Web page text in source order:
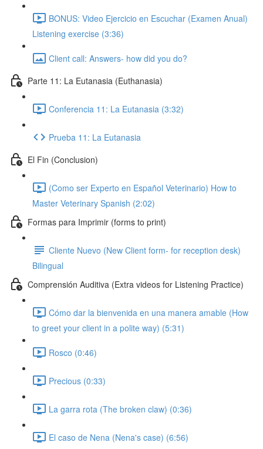
BONUS: Video Ejercicio en Escuchar (Examen Anual)
Listening exercise (3:36)
Client call: Answers- how did you do?
Parte 11: La Eutanasia (Euthanasia)
Conferencia 11: La Eutanasia (3:32)
Prueba 11: La Eutanasia
El Fin (Conclusion)
(Como ser Experto en Español Veterinario) How to
Master Veterinary Spanish (2:02)
Formas para Imprimir (forms to print)
Cliente Nuevo (New Client form- for reception desk)
Bilingual
Comprensión Auditiva (Extra videos for Listening Practice)
Cómo dar la bienvenida en una manera amable (How
to greet your client in a polite way) (5:31)
Rosco (0:46)
Precious (0:33)
La garra rota (The broken claw) (0:36)
El caso de Nena (Nena's case) (6:56)